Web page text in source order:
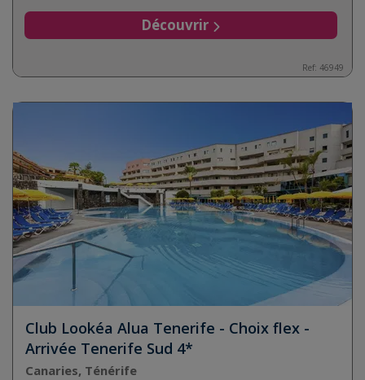
Découvrir
Ref: 46949
Club Lookéa Alua Tenerife - Choix flex -
Arrivée Tenerife Sud 4*
Canaries, Ténérife